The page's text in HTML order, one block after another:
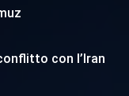
con l’Iran